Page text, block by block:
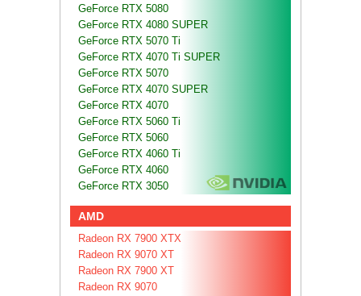
GeForce RTX 5080
GeForce RTX 4080 SUPER
GeForce RTX 5070 Ti
GeForce RTX 4070 Ti SUPER
GeForce RTX 5070
GeForce RTX 4070 SUPER
GeForce RTX 4070
GeForce RTX 5060 Ti
GeForce RTX 5060
GeForce RTX 4060 Ti
GeForce RTX 4060
GeForce RTX 3050
AMD
Radeon RX 7900 XTX
Radeon RX 9070 XT
Radeon RX 7900 XT
Radeon RX 9070